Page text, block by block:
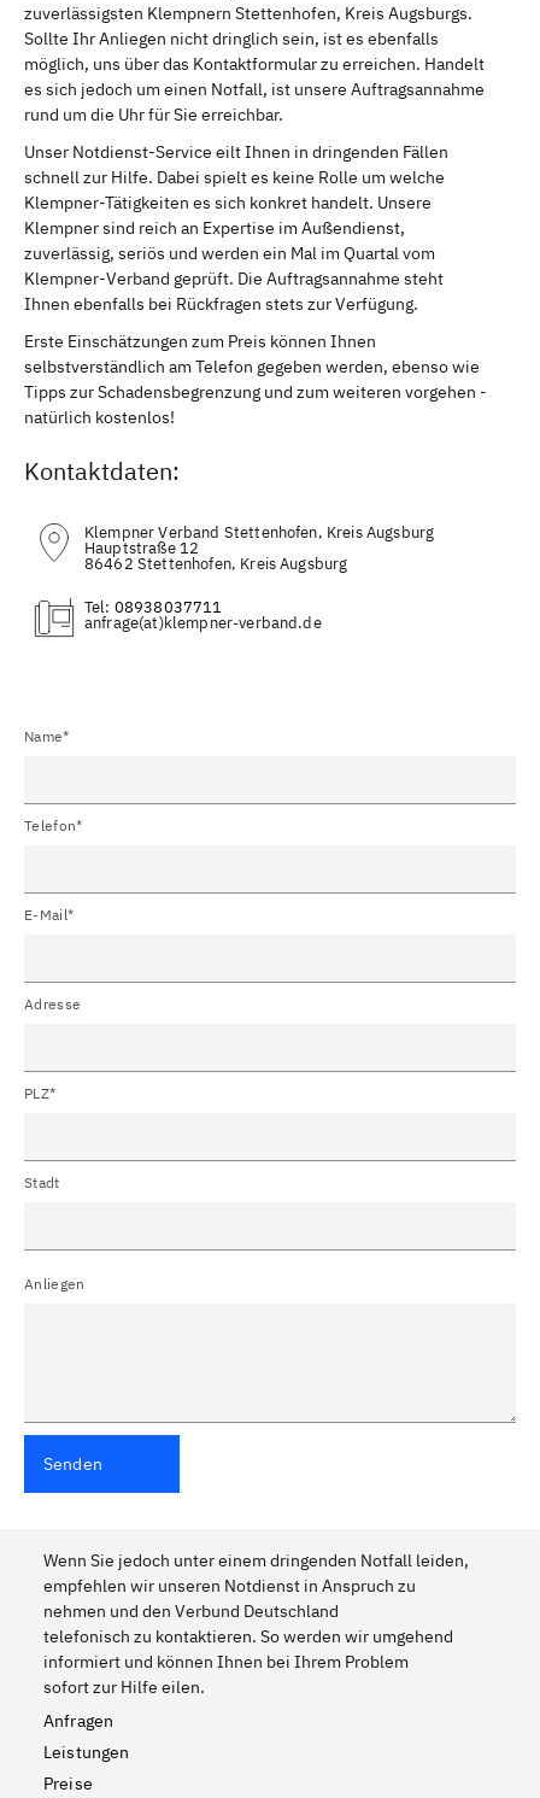
zuverlässigsten Klempnern Stettenhofen, Kreis Augsburgs.
Sollte Ihr Anliegen nicht dringlich sein, ist es ebenfalls
möglich, uns über das Kontaktformular zu erreichen. Handelt
es sich jedoch um einen Notfall, ist unsere Auftragsannahme
rund um die Uhr für Sie erreichbar.
Unser Notdienst-Service eilt Ihnen in dringenden Fällen
schnell zur Hilfe. Dabei spielt es keine Rolle um welche
Klempner-Tätigkeiten es sich konkret handelt. Unsere
Klempner sind reich an Expertise im Außendienst,
zuverlässig, seriös und werden ein Mal im Quartal vom
Klempner-Verband geprüft. Die Auftragsannahme steht
Ihnen ebenfalls bei Rückfragen stets zur Verfügung.
Erste Einschätzungen zum Preis können Ihnen
selbstverständlich am Telefon gegeben werden, ebenso wie
Tipps zur Schadensbegrenzung und zum weiteren vorgehen -
natürlich kostenlos!
Kontaktdaten:
Klempner Verband Stettenhofen, Kreis Augsburg
Hauptstraße 12
86462 Stettenhofen, Kreis Augsburg
Tel: 08938037711
(at)
Name*
Telefon*
E-Mail*
Adresse
PLZ*
Stadt
Anliegen
Senden
Wenn Sie jedoch unter einem dringenden Notfall leiden,
empfehlen wir unseren Notdienst in Anspruch zu
nehmen und den Verbund Deutschland
telefonisch zu kontaktieren. So werden wir umgehend
informiert und können Ihnen bei Ihrem Problem
sofort zur Hilfe eilen.
Anfragen
Leistungen
Preise